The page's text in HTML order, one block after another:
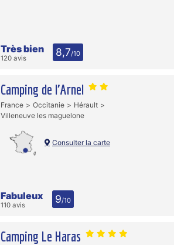
Très bien
120 avis 8,7/10
Camping de l'Arnel
France Occitanie
Hérault
Villeneuve les maguelone
Consulter la carte
Fabuleux
110 avis 9/10
Camping Le Haras